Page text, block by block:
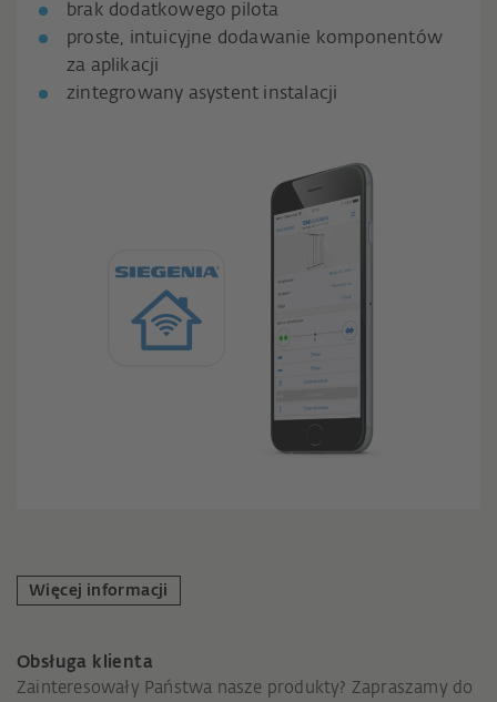
brak dodatkowego pilota
proste, intuicyjne dodawanie kompo­nentów
za aplikacji
zintegrowany asystent instalacji
Więcej informacji
Obsługa klienta
Zainteresowały Państwa nasze produkty? Zapraszamy do